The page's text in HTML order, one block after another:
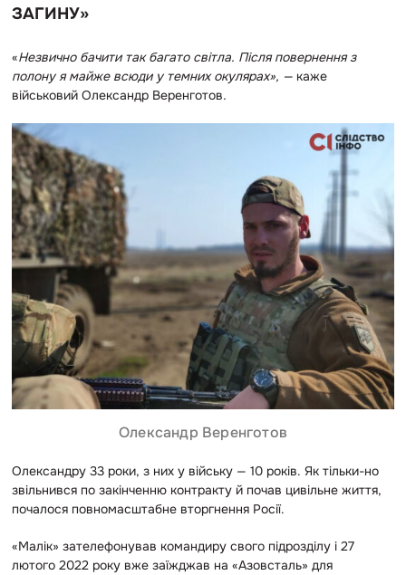
ЗАГИНУ»
«Незвично бачити так багато світла. Після повернення з
полону я майже всюди у темних окулярах», — каже
військовий Олександр Веренготов.
Олександр Веренготов
Олександру 33 роки, з них у війську — 10 років. Як тільки-но
звільнився по закінченню контракту й почав цивільне життя,
почалося повномасштабне вторгнення Росії.
«Малік» зателефонував командиру свого підрозділу і 27
лютого 2022 року вже заїжджав на «Азовсталь» для